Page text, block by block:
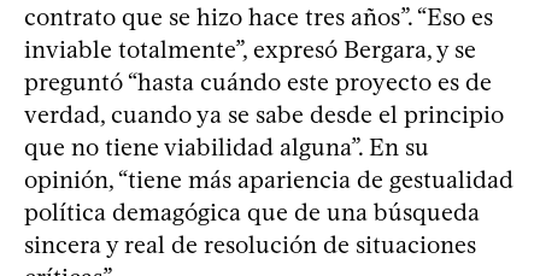
contrato que se hizo hace tres años”. “Eso es
inviable totalmente”, expresó Bergara, y se
preguntó “hasta cuándo este proyecto es de
verdad, cuando ya se sabe desde el principio
que no tiene viabilidad alguna”. En su
opinión, “tiene más apariencia de gestualidad
política demagógica que de una búsqueda
sincera y real de resolución de situaciones